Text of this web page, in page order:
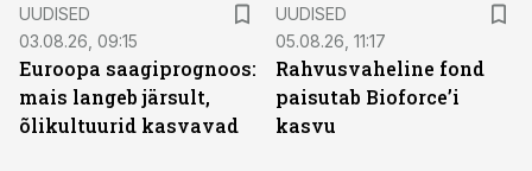
UUDISED
03.08.26, 09:15
Euroopa saagiprognoos:
mais langeb järsult,
õlikultuurid kasvavad
UUDISED
05.08.26, 11:17
Rahvusvaheline fond
paisutab Bioforce’i
kasvu